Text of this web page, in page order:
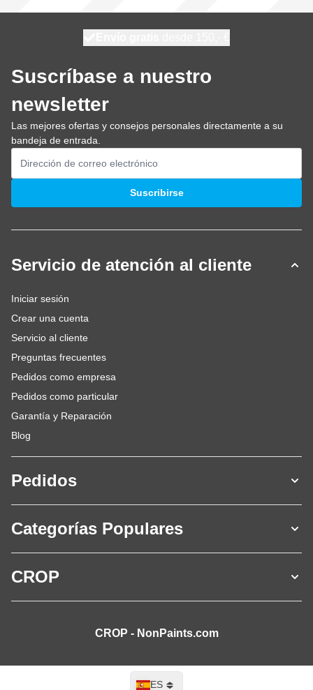
Suscríbase a nuestro
newsletter
Las mejores ofertas y consejos personales directamente a su
bandeja de entrada.
Dirección de email
Suscribirse
Servicio de atención al cliente
Iniciar sesión
Crear una cuenta
Servicio al cliente
Preguntas frecuentes
Pedidos como empresa
Pedidos como particular
Garantía y Reparación
Blog
Pedidos
Categorías Populares
CROP
CROP - NonPaints.com
Lenguaje
ES